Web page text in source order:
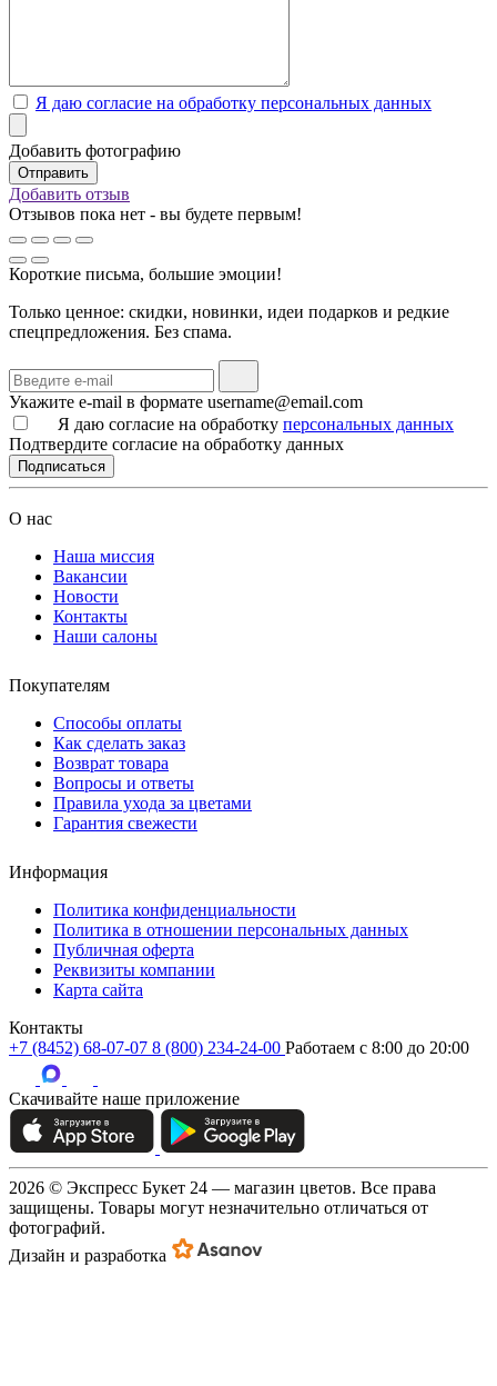
Я даю согласие на обработку персональных данных
Добавить фотографию
Добавить отзыв
Отзывов пока нет - вы будете первым!
Короткие письма, большие эмоции!
Только ценное: скидки, новинки, идеи подарков и редкие
спецпредложения. Без спама.
Укажите e-mail в формате username@email.com
Я даю согласие на обработку персональных данных
Подтвердите согласие на обработку данных
Подписаться
О нас
Наша миссия
Вакансии
Новости
Контакты
Наши салоны
Покупателям
Способы оплаты
Как сделать заказ
Возврат товара
Вопросы и ответы
Правила ухода за цветами
Гарантия свежести
Информация
Политика конфиденциальности
Политика в отношении персональных данных
Публичная оферта
Реквизиты компании
Карта сайта
Контакты
+7 (8452) 68-07-07 8 (800) 234-24-00 Работаем c 8:00 до 20:00
Скачивайте наше приложение
2026 © Экспресс Букет 24 — магазин цветов. Все права
защищены. Товары могут незначительно отличаться от
фотографий.
Дизайн и разработка